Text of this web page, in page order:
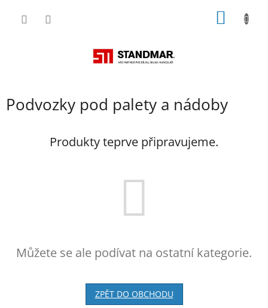
Podvozky pod palety a nádoby
Produkty teprve připravujeme.
Můžete se ale podívat na ostatní kategorie.
ZPĚT DO OBCHODU